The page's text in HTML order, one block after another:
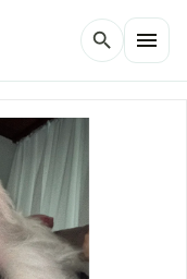
search menu